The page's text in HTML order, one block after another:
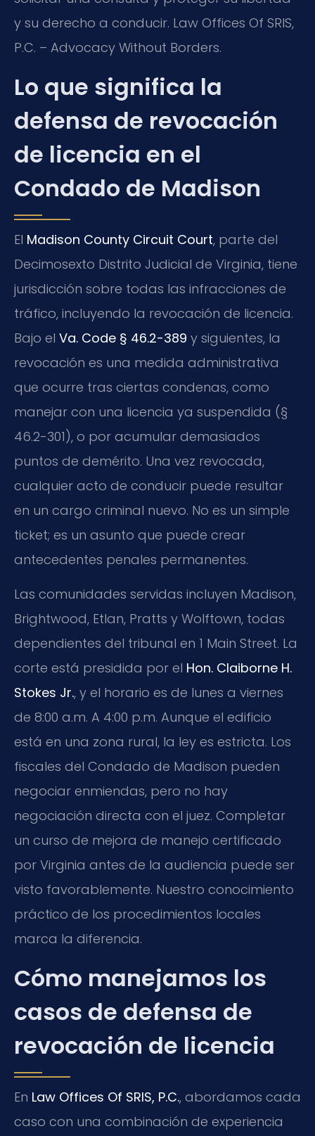
y su derecho a conducir. Law Offices Of SRIS,
P.C. – Advocacy Without Borders.
Lo que significa la
defensa de revocación
de licencia en el
Condado de Madison
El Madison County Circuit Court, parte del
Decimosexto Distrito Judicial de Virginia, tiene
jurisdicción sobre todas las infracciones de
tráfico, incluyendo la revocación de licencia.
Bajo el Va. Code § 46.2-389 y siguientes, la
revocación es una medida administrativa
que ocurre tras ciertas condenas, como
manejar con una licencia ya suspendida (§
46.2-301), o por acumular demasiados
puntos de demérito. Una vez revocada,
cualquier acto de conducir puede resultar
en un cargo criminal nuevo. No es un simple
ticket; es un asunto que puede crear
antecedentes penales permanentes.
Las comunidades servidas incluyen Madison,
Brightwood, Etlan, Pratts y Wolftown, todas
dependientes del tribunal en 1 Main Street. La
corte está presidida por el Hon. Claiborne H.
Stokes Jr., y el horario es de lunes a viernes
de 8:00 a.m. A 4:00 p.m. Aunque el edificio
está en una zona rural, la ley es estricta. Los
fiscales del Condado de Madison pueden
negociar enmiendas, pero no hay
negociación directa con el juez. Completar
un curso de mejora de manejo certificado
por Virginia antes de la audiencia puede ser
visto favorablemente. Nuestro conocimiento
práctico de los procedimientos locales
marca la diferencia.
Cómo manejamos los
casos de defensa de
revocación de licencia
En Law Offices Of SRIS, P.C., abordamos cada
caso con una combinación de experiencia